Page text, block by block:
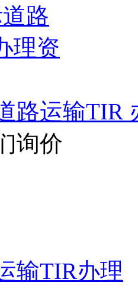
路运输TIR
询价
输TIR办理